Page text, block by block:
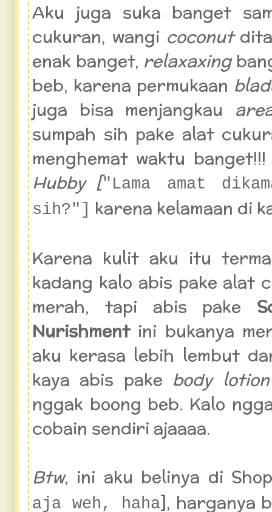
Aku juga suka banget
cukuran, wangi coconut
enak banget, relaxaxing
beb, karena permukaan
juga bisa menjangkau
sumpah sih pake alat
menghemat waktu
Hubby ["Lama amat
sih?"] karena kelamaan di
Karena kulit aku itu
kadang kalo abis pake alat
merah, tapi abis pake
Nurishmentini bukanya
aku kerasa lebih lembut
kaya abis pake body lotion
nggak boong beb. Kalo
cobain sendiri ajaaaa.
Btw, ini aku belinya di
aja weh, haha], harganya